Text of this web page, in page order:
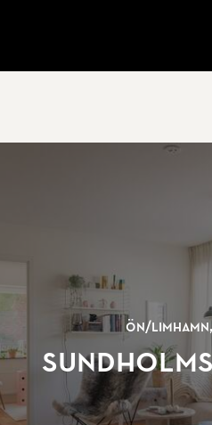
Ön/